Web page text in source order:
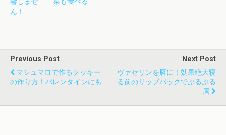
ん！
Previous Post
マシュマロで作るクッキー
の作り方！バレンタインにも
Next Post
ヴァセリンを唇に！効果絶大寝
る前のリップパックでぷるぷる
唇